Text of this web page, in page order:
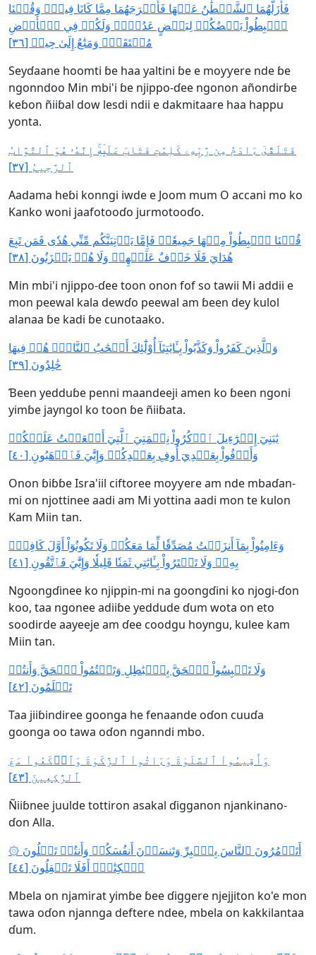
فَأَزَلَّهُمَا ٱلشَّيۡطَٰنُ عَنۡهَا فَأَخۡرَجَهُمَا مِمَّا كَانَا فِيهِۖ وَقُلۡنَا
ٱهۡبِطُواْ بَعۡضُكُمۡ لِبَعۡضٍ عَدُوّٞۖ وَلَكُمۡ فِي ٱلۡأَرۡضِ
مُسۡتَقَرّٞ وَمَتَٰعٌ إِلَىٰ حِينٖ [٣٦]
Seyɗaane hoomti ɓe haa yaltini ɓe e moƴƴere nde ɓe
ngonndoo Min mbi'i ɓe njippo-ɗee ngonon añondirɓe
keɓon ñiiɓal dow lesdi ndii e dakmitaare haa happu
yonta.
فَتَلَقَّىٰٓ ءَادَمُ مِن رَّبِّهِۦ كَلِمَٰتٖ فَتَابَ عَلَيۡهِۚ إِنَّهُۥ هُوَ ٱلتَّوَّابُ
ٱلرَّحِيمُ [٣٧]
Aadama heɓi konngi iwde e Joom mum O accani mo ko
Kanko woni jaafotooɗo jurmotooɗo.
قُلۡنَا ٱهۡبِطُواْ مِنۡهَا جَمِيعٗاۖ فَإِمَّا يَأۡتِيَنَّكُم مِّنِّي هُدٗى فَمَن تَبِعَ
هُدَايَ فَلَا خَوۡفٌ عَلَيۡهِمۡ وَلَا هُمۡ يَحۡزَنُونَ [٣٨]
Min mbi'i njippo-ɗee toon onon fof so tawii Mi addii e
mon peewal kala dewɗo peewal am ɓeen dey kulol
alanaa ɓe kadi ɓe cunotaako.
وَٱلَّذِينَ كَفَرُواْ وَكَذَّبُواْ بِـَٔايَٰتِنَآ أُوْلَٰٓئِكَ أَصۡحَٰبُ ٱلنَّارِۖ هُمۡ فِيهَا
خَٰلِدُونَ [٣٩]
Ɓeen yedduɓe penni maandeeji amen ko ɓeen ngoni
yimɓe jayngol ko toon ɓe ñiiɓata.
يَٰبَنِيٓ إِسۡرَٰٓءِيلَ ٱذۡكُرُواْ نِعۡمَتِيَ ٱلَّتِيٓ أَنۡعَمۡتُ عَلَيۡكُمۡ
وَأَوۡفُواْ بِعَهۡدِيٓ أُوفِ بِعَهۡدِكُمۡ وَإِيَّٰيَ فَٱرۡهَبُونِ [٤٠]
Onon ɓiɓɓe Isra'iil ciftoree moƴƴere am nde mbaɗan-
mi on njottinee aadi am Mi yottina aadi mon te kulon
Kam Miin tan.
وَءَامِنُواْ بِمَآ أَنزَلۡتُ مُصَدِّقٗا لِّمَا مَعَكُمۡ وَلَا تَكُونُوٓاْ أَوَّلَ كَافِرِۭ
بِهِۦۖ وَلَا تَشۡتَرُواْ بِـَٔايَٰتِي ثَمَنٗا قَلِيلٗا وَإِيَّٰيَ فَٱتَّقُونِ [٤١]
Ngoongɗinee ko njippin-mi na goongɗini ko njogi-ɗon
koo, taa ngonee adiiɓe yeddude ɗum wota on eto
soodirde aayeeje am ɗee coodgu hoyngu, kulee kam
Miin tan.
وَلَا تَلۡبِسُواْ ٱلۡحَقَّ بِٱلۡبَٰطِلِ وَتَكۡتُمُواْ ٱلۡحَقَّ وَأَنتُمۡ
تَعۡلَمُونَ [٤٢]
Taa jiiɓindiree goonga he fenaande oɗon cuuɗa
goonga oo tawa oɗon nganndi mbo.
وَأَقِيمُواْ ٱلصَّلَوٰةَ وَءَاتُواْ ٱلزَّكَوٰةَ وَٱرۡكَعُواْ مَعَ
ٱلرَّٰكِعِينَ [٤٣]
Ñiiɓnee juulde tottiron asakal ɗigganon njankinano-
ɗon Alla.
۞ أَتَأۡمُرُونَ ٱلنَّاسَ بِٱلۡبِرِّ وَتَنسَوۡنَ أَنفُسَكُمۡ وَأَنتُمۡ تَتۡلُونَ
ٱلۡكِتَٰبَۚ أَفَلَا تَعۡقِلُونَ [٤٤]
Mbela on njamirat yimɓe ɓee ɗiggere njejjiton ko'e mon
tawa oɗon njannga deftere ndee, mbela on kakkilantaa
ɗum.